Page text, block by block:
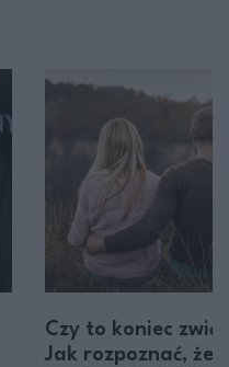
Czy to koniec
Jak rozpoznać, że